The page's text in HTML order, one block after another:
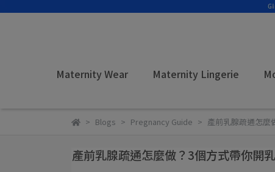
Maternity Wear Maternity Lingerie
Blogs Pregnancy Guide 產前乳腺疏通怎麼
產前乳腺疏通怎麼做？3個方式帶你開